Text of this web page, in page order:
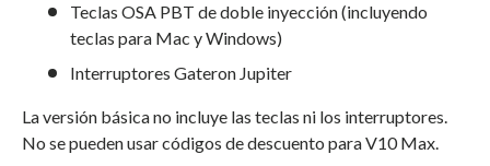
Teclas OSA PBT de doble inyección (incluyendo
teclas para Mac y Windows)
Interruptores Gateron Jupiter
La versión básica no incluye las teclas ni los interruptores.
No se pueden usar códigos de descuento para V10 Max.